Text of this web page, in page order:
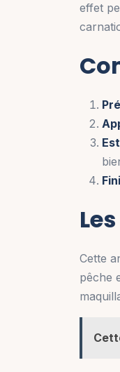
effet
Cette
pêche